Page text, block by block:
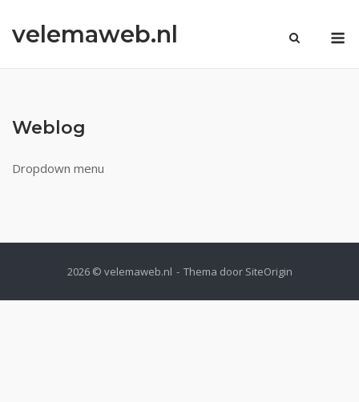
naar
inhoud
velemaweb.nl
Weblog
Dropdown menu
2026 © velemaweb.nl Thema door SiteOrigin